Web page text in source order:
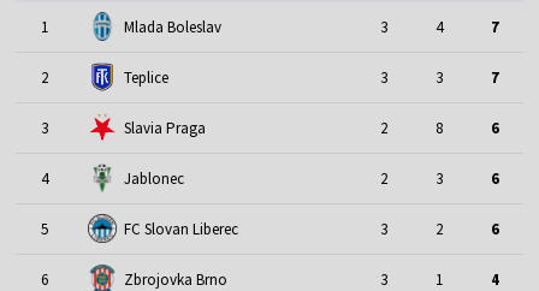
1 Mlada Boleslav 3 4 7
2 Teplice 3 3 7
3 Slavia Praga 2 8 6
4 Jablonec 2 3 6
5 FC Slovan Liberec 3 2 6
6 Zbrojovka Brno 3 1 4